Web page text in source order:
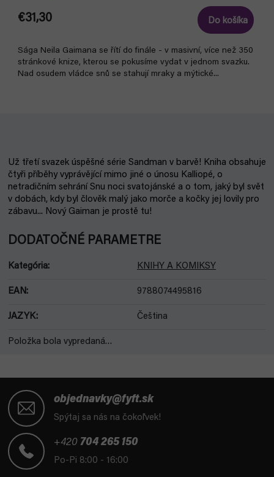
€31,30 Do košíka
Sága Neila Gaimana se řítí do finále - v masivní, více než 350
stránkové knize, kterou se pokusíme vydat v jednom svazku.
Nad osudem vládce snů se stahují mraky a mýtické...
Už třetí svazek úspěšné série Sandman v barvě! Kniha obsahuje
čtyři příběhy vyprávějící mimo jiné o únosu Kalliopé, o
netradičním sehrání Snu noci svatojánské a o tom, jaký byl svět
v dobách, kdy byl člověk malý jako morče a kočky jej lovily pro
zábavu... Nový Gaiman je prostě tu!
DODATOČNÉ PARAMETRE
Kategória: KNIHY A KOMIKSY
EAN: 9788074495816
JAZYK: Čeština
Položka bola vypredaná…
objednavky@fyft.sk
Spýtaj sa nás na čokoľvek!
+420 704 265 150
Po-Pi 8:00 - 16:00